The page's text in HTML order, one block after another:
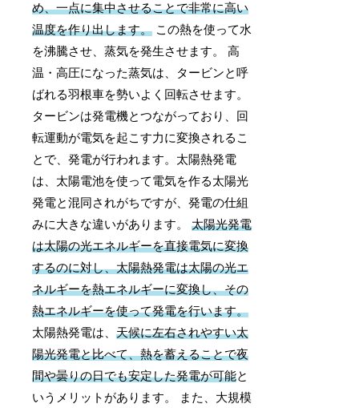
め、一点に集中させることで非常に高い
温度を作り出します。 この熱を使って水
を沸騰させ、蒸気を発生させます。 高
温・高圧になった蒸気は、タービンと呼
ばれる羽根車を勢いよく回転させます。
タービンは発電機とつながっており、回
転運動が電気を起こす力に変換されるこ
とで、発電が行われます。太陽熱発電
は、太陽電池を使って電気を作る太陽光
発電と混同されがちですが、発電の仕組
みに大きな違いがあります。太陽光発電
は太陽の光エネルギーを直接電気に変換
するのに対し、太陽熱発電は太陽の光エ
ネルギーを熱エネルギーに変換し、その
熱エネルギーを使って発電を行います。
太陽熱発電は、天候に左右されやすい太
陽光発電と比べて、熱を蓄えることで夜
間や曇りの日でも安定した発電が可能と
いうメリットがあります。 また、大規模